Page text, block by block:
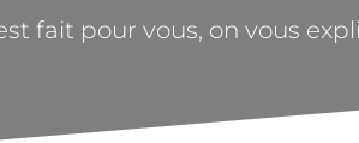
fait pour vous, on vous